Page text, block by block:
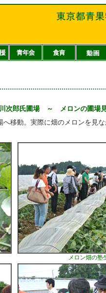
次郎氏圃場 ～ メロンの圃場
移動。実際に畑のメロンを見
メロン畑の塾